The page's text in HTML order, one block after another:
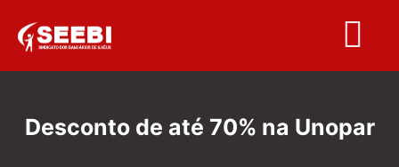
Desconto de até 70% na Unopar